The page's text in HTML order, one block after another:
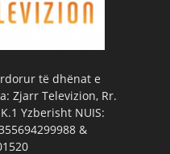
të dhënat e
Zjarr Televizion, Rr.
Yzberisht NUIS:
&